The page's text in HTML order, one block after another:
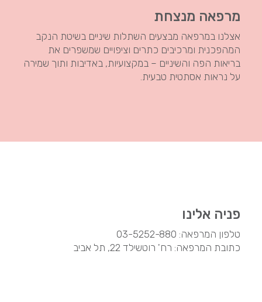
מרפאה מנצחת
אצלנו במרפאה מבצעים השתלות שיניים בשיטת הנקב
המהפכנית ומרכיבים כתרים וציפויים שמשפרים את
בריאות הפה והשיניים – במקצועיות, באדיבות ותוך שמירה
על נראות אסתטית טבעית.
פניה אלינו
טלפון המרפאה: 03-5252-880
כתובת המרפאה: רח' רוטשילד 22, תל אביב